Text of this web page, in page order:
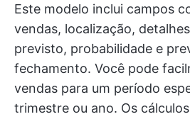
Este modelo inclui campos
vendas, localização,
previsto, probabilidade e
fechamento. Você pode
vendas para um período
trimestre ou ano. Os